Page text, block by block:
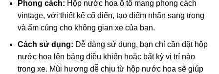
Phong cách: Hộp nước hoa ô tô mang phong cách
vintage, với thiết kế cổ điển, tạo điểm nhấn sang trọng
và ấm cúng cho không gian xe của bạn.
Cách sử dụng: Dễ dàng sử dụng, bạn chỉ cần đặt hộp
nước hoa lên bảng điều khiển hoặc bất kỳ vị trí nào
trong xe. Mùi hương dễ chịu từ hộp nước hoa sẽ giúp